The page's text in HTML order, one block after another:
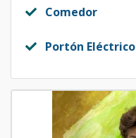
Comedor
Portón Eléctrico